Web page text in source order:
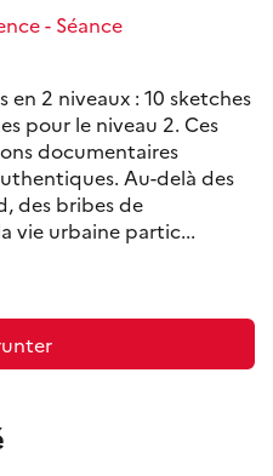
- Séance
2 niveaux : 10 sketches
pour le niveau 2. Ces
documentaires
Au-delà des
des bribes de
vie urbaine partic...